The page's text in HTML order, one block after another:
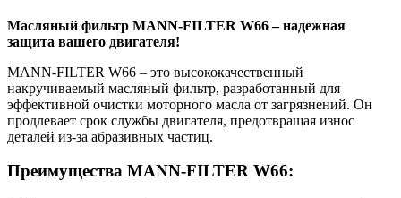
Масляный фильтр MANN-FILTER W66 – надежная
защита вашего двигателя!
MANN-FILTER W66 – это высококачественный
накручиваемый масляный фильтр, разработанный для
эффективной очистки моторного масла от загрязнений. Он
продлевает срок службы двигателя, предотвращая износ
деталей из-за абразивных частиц.
Преимущества MANN-FILTER W66: